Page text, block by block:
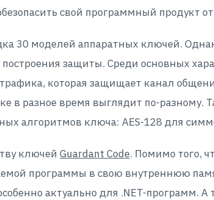
свой программный продукт
30 моделей аппаратных ключей.
защиты. Среди основных
которая защищает канал
в разное время выглядит по-
алгоритмов ключа: AES-128 для
ключей Guardant Code. Помимо того,
программы в свою внутреннюю
актуально для .NET-программ.